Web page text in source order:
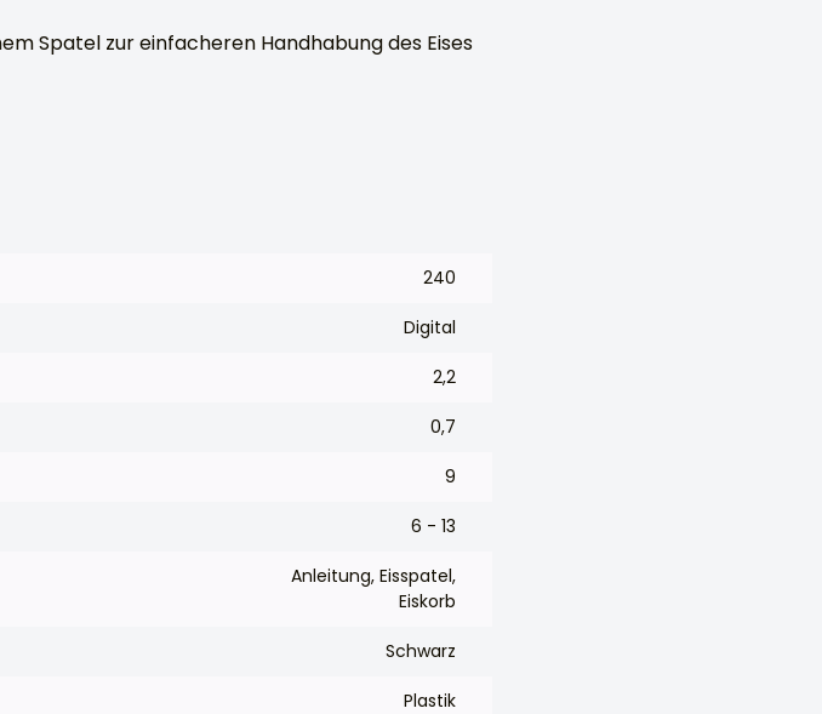
Spatel zur einfacheren Handhabung des Eises
240
Digital
2,2
0,7
9
6 - 13
Anleitung, Eisspatel,
Eiskorb
Schwarz
Plastik